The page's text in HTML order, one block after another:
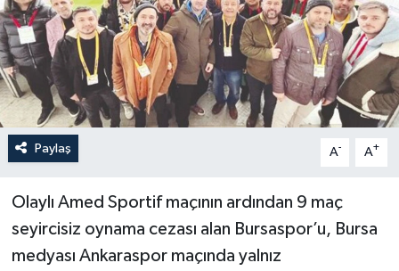
Paylaş A- A+
Olaylı Amed Sportif maçının ardından 9 maç
seyircisiz oynama cezası alan Bur­saspor’u, Bursa
medyası Ankaraspor maçında yalnız